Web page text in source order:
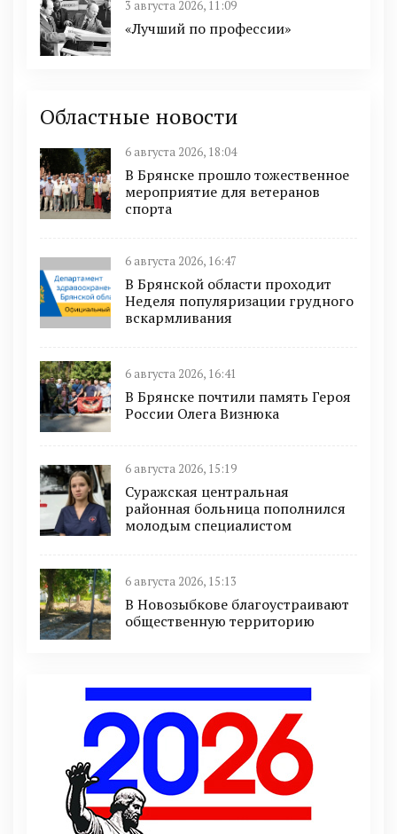
3 августа 2026, 11:09
«Лучший по профессии»
Областные новости
6 августа 2026, 18:04
В Брянске прошло тожественное
мероприятие для ветеранов
спорта
6 августа 2026, 16:47
В Брянской области проходит
Неделя популяризации грудного
вскармливания
6 августа 2026, 16:41
В Брянске почтили память Героя
России Олега Визнюка
6 августа 2026, 15:19
Суражская центральная
районная больница пополнился
молодым специалистом
6 августа 2026, 15:13
В Новозыбкове благоустраивают
общественную территорию